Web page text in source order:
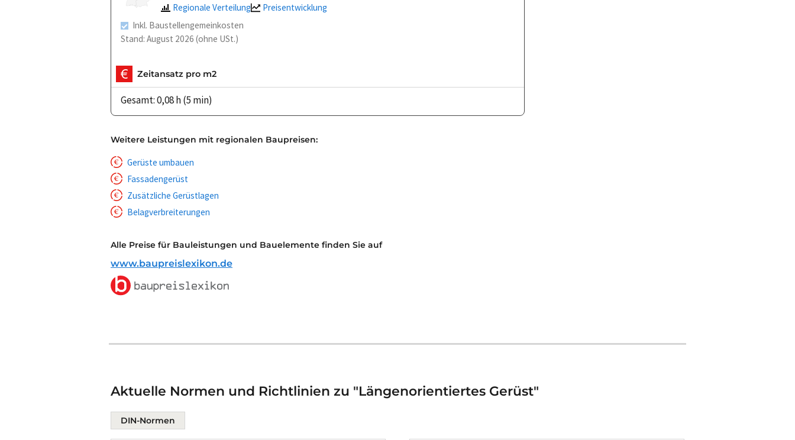
Regionale Verteilung
Preisentwicklung
Inkl. Baustellengemeinkosten
Stand: August 2026 (ohne USt.)
Zeitansatz pro m2
Gesamt: 0,08 h (5 min)
Weitere Leistungen mit regionalen Baupreisen:
Gerüste umbauen
Fassadengerüst
Zusätzliche Gerüstlagen
Belagverbreiterungen
Alle Preise für Bauleistungen und Bauelemente finden Sie auf
www.baupreislexikon.de
Aktuelle Normen und Richtlinien zu "Längenorientiertes Gerüst"
DIN-Normen